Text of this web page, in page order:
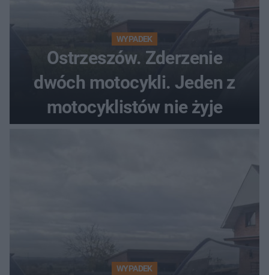
WYPADEK
Ostrzeszów. Zderzenie
dwóch motocykli. Jeden z
motocyklistów nie żyje
WYPADEK